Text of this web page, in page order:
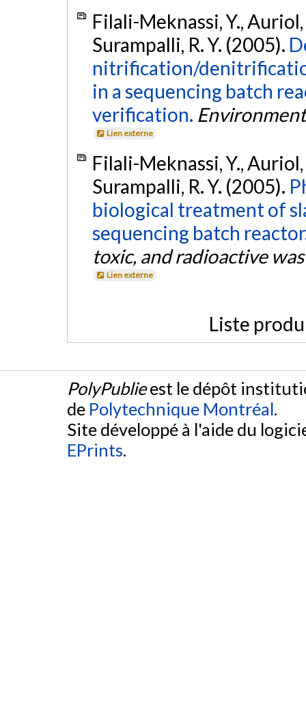
Filali-Meknassi, Y., Auriol,
Surampalli, R. Y. (2005).
nitrification/
in a sequencing batch
verification.
Lien externe
Filali-Meknassi, Y., Auriol,
Surampalli, R. Y. (2005).
biological treatment of
sequencing batch
toxic, and radioactive
Lien externe
Liste
PolyPublieest le dépôt
de Polytechnique Montréal.
Site développé à l'aide du
EPrints.